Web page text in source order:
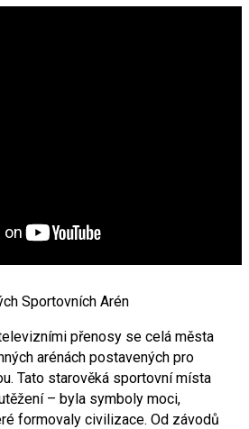
Sportovních Arén
přenosy se celá města
arénách postavených pro
Tato starověká sportovní místa
– byla symboly moci,
formovaly civilizace. Od závodů